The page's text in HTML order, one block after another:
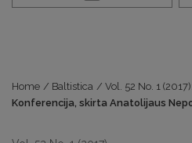
Home / Baltistica / Vol. 52 No. 1
Konferencija, skirta Anatolijaus